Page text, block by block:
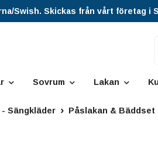
Swish. Skickas från vårt företag i
Sovrum Lakan
- Sängkläder Påslakan & Bäddset